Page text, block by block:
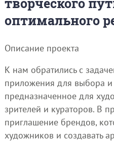
творческого
оптимального
Описание проекта
К нам обратились с
приложения для выбора и
предназначенное для
зрителей и кураторов. В
приглашение брендов,
художников и создавать